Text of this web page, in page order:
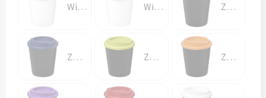
Strandtassen
Tablettassen
Wit/Rood Wit/Zwart Zwart
Zwart/Blauw Zwart/Lime Zwart/Oranje